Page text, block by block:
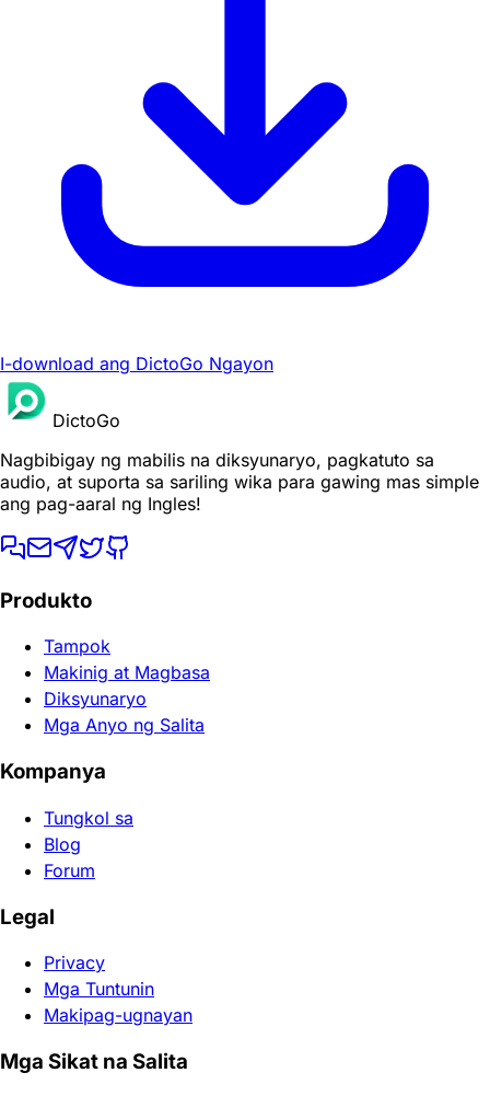
I-download ang DictoGo Ngayon
DictoGo
Nagbibigay ng mabilis na diksyunaryo, pagkatuto sa
audio, at suporta sa sariling wika para gawing mas simple
ang pag-aaral ng Ingles!
Produkto
Tampok
Makinig at Magbasa
Diksyunaryo
Mga Anyo ng Salita
Kompanya
Tungkol sa
Blog
Forum
Legal
Privacy
Mga Tuntunin
Makipag-ugnayan
Mga Sikat na Salita